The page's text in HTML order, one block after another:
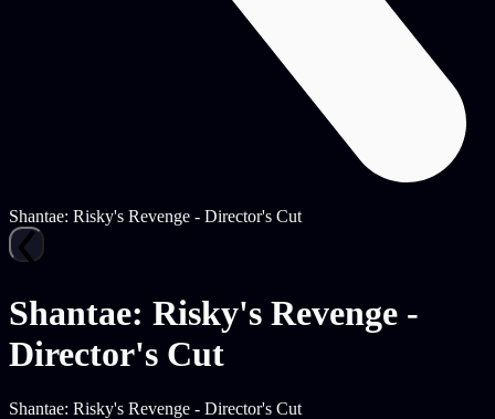
Shantae: Risky's Revenge - Director's Cut
Shantae: Risky's Revenge -
Director's Cut
Shantae: Risky's Revenge - Director's Cut